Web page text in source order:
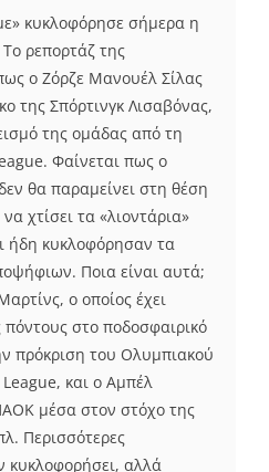
κυκλοφόρησε σήμερα η
ρεπορτάζ της
ο Ζόρζε Μανουέλ Σίλας
της Σπόρτινγκ Λισαβόνας,
της ομάδας από τη
Φαίνεται πως ο
θα παραμείνει στη θέση
χτίσει τα «λιοντάρια»
ήδη κυκλοφόρησαν τα
Ποια είναι αυτά;
ο οποίος έχει
στο ποδοσφαιρικό
πρόκριση του Ολυμπιακού
και ο Αμπέλ
μέσα στον στόχο της
Περισσότερες
κυκλοφορήσει, αλλά